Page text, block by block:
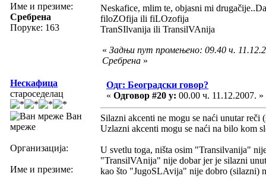
Име и презиме:
Сребрена
Поруке: 163
Neskafice, mlim te, objasni mi
filoZOfija ili fiLOzofija
TranSIlvanija ili TransilVAnija
« Задњи пут промењено: 09.40 ч.
Сребрена »
Нескафица
староседелац
Ван
мреже
Организација:
Име и презиме:
Одг: Београдски говор?
« Одговор #20 у: 00.00 ч. 11.12.2007. »
Silazni akcenti ne mogu se naći unutar reči
Uzlazni akcenti mogu se naći na bilo kom
U svetlu toga, ništa osim "Transilvanija"
"TransilVAnija" nije dobar jer je silazni
kao što "JugoSLAvija" nije dobro (silazni)